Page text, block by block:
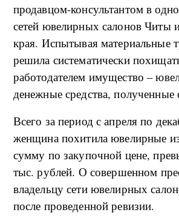
продавцом-консультантом в
сетей ювелирных салонов Читы
края. Испытывая материальные
решила систематически
работодателем имущество –
денежные средства, полученные
Всего за период с апреля по
женщина похитила ювелирные
сумму по закупочной цене,
тыс. рублей. О совершенном
владельцу сети ювелирных
после проведенной ревизии.